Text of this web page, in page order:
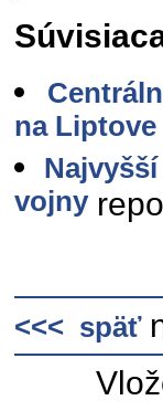
na Liptove
vojny
<<< späť